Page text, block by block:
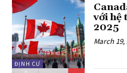
ĐỊNH CƯ
với hệ
2025
March 19,